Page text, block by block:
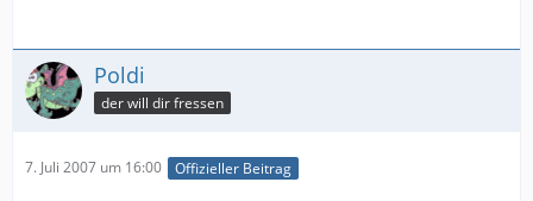
Poldi
der will dir fressen
7. Juli 2007 um 16:00 Offizieller Beitrag